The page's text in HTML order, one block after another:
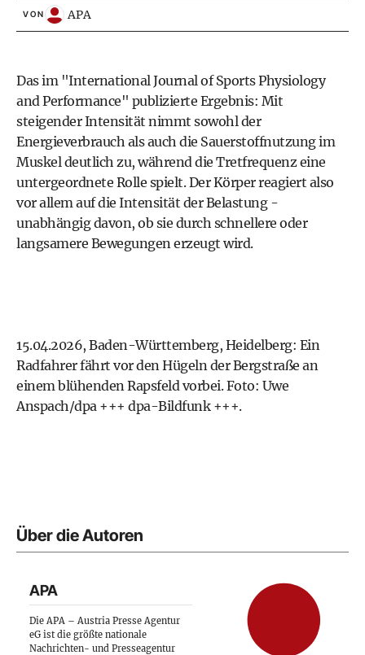
VON APA
Das im "International Journal of Sports Physiology
and Performance" publizierte Ergebnis: Mit
steigender Intensität nimmt sowohl der
Energieverbrauch als auch die Sauerstoffnutzung im
Muskel deutlich zu, während die Tretfrequenz eine
untergeordnete Rolle spielt. Der Körper reagiert also
vor allem auf die Intensität der Belastung -
unabhängig davon, ob sie durch schnellere oder
langsamere Bewegungen erzeugt wird.
15.04.2026, Baden-Württemberg, Heidelberg: Ein
Radfahrer fährt vor den Hügeln der Bergstraße an
einem blühenden Rapsfeld vorbei. Foto: Uwe
Anspach/dpa +++ dpa-Bildfunk +++.
Über die Autoren
APA
Die APA – Austria Presse Agentur
eG ist die größte nationale
Nachrichten- und Presseagentur